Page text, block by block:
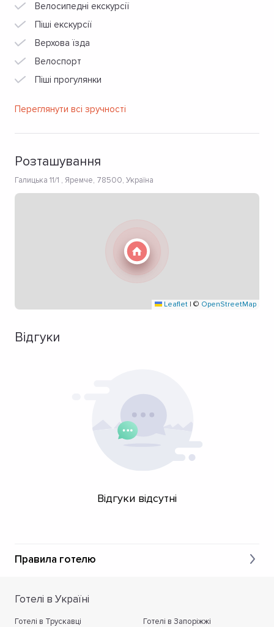
Велосипедні екскурсії
Піші екскурсії
Верхова їзда
Велоспорт
Піші прогулянки
Переглянути всі зручності
Розташування
Галицька 11/1 , Яремче, 78500, Україна
Leaflet | © OpenStreetMap
Відгуки
Відгуки відсутні
Правила готелю
Готелі в Україні
Готелі в Трускавці
Готелі в Запоріжжі